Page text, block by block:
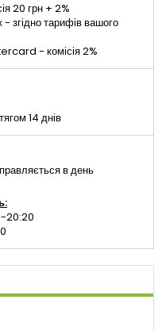
20 грн + 2%
згідно тарифів вашого
- комісія 2%
14 днів
в день
20:20